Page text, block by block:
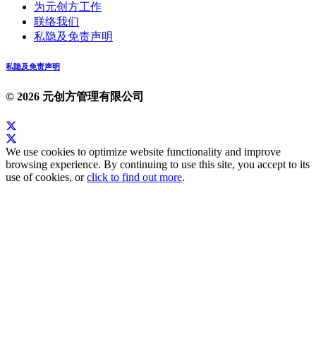
为元创方工作
联络我们
私隐及免责声明
私隐及免责声明
© 2026 元创方管理有限公司
We use cookies to optimize website functionality and improve
browsing experience. By continuing to use this site, you accept to its
use of cookies, orclick to find out more.